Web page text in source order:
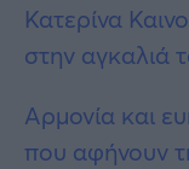
Κατερίνα
στην αγκαλιά
Αρμονία και
που αφήνουν